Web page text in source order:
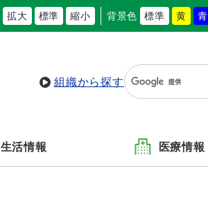
拡大 標準 縮小 背景色 標準 黄 青
組織から探す
生活情報 医療情報